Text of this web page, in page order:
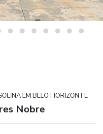
EM BELO HORIZONTE
Nobre